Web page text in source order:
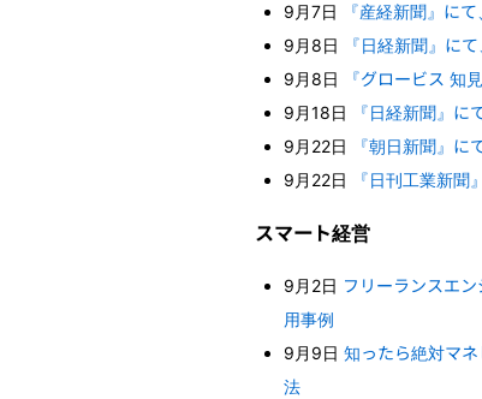
9月7日
『産経新聞』に
9月8日
『日経新聞』に
9月8日
『グロービス 知
9月18日
『日経新聞』に
9月22日
『朝日新聞』に
9月22日
『日刊工業新聞
スマート経営
9月2日 フリーランスエ
用事例
9月9日 知ったら絶対マ
法